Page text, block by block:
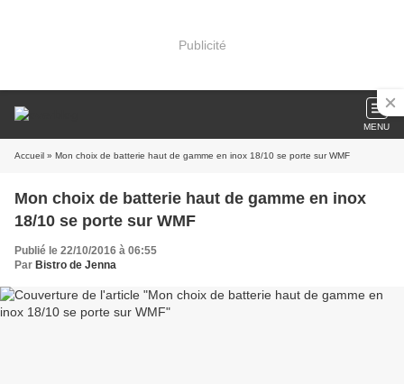
Publicité
MENU
Accueil » Mon choix de batterie haut de gamme en inox 18/10 se porte sur WMF
Mon choix de batterie haut de gamme en inox
18/10 se porte sur WMF
Publié le 22/10/2016 à 06:55
Par Bistro de Jenna